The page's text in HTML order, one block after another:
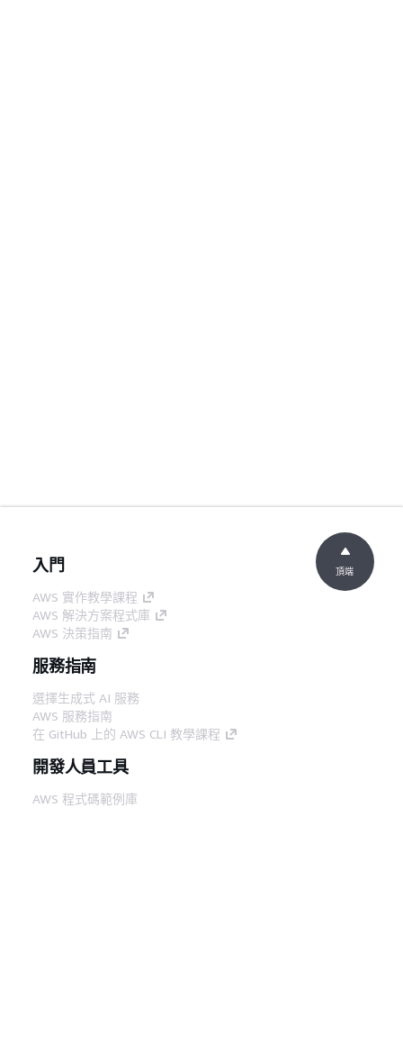
入門
AWS 實作教學課程
AWS 解決方案程式庫
AWS 決策指南
服務指南
選擇生成式 AI 服務
AWS 服務指南
在 GitHub 上的 AWS CLI 教學課程
開發人員工具
AWS 程式碼範例庫
頂端